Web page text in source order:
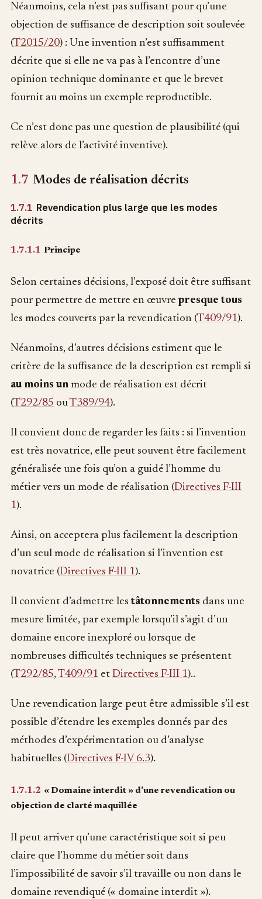
Néanmoins, cela n’est pas suffisant pour qu’une
objection de suffisance de description soit soulevée
(T2015/20) : Une invention n’est suffisamment
décrite que si elle ne va pas à l’encontre d’une
opinion technique dominante et que le brevet
fournit au moins un exemple reproductible.
Ce n’est donc pas une question de plausibilité (qui
relève alors de l’activité inventive).
1.7 Modes de réalisation décrits
1.7.1 Revendication plus large que les modes
décrits
1.7.1.1 Principe
Selon certaines décisions, l’exposé doit être suffisant
pour permettre de mettre en œuvrepresque tous
les modes couverts par la revendication (T409/91).
Néanmoins, d’autres décisions estiment que le
critère de la suffisance de la description est rempli si
au moins un mode de réalisation est décrit
(T292/85 ouT389/94).
Il convient donc de regarder les faits : si l’invention
est très novatrice, elle peut souvent être facilement
généralisée une fois qu’on a guidé l’homme du
métier vers un mode de réalisation (Directives F-III
1).
Ainsi, on acceptera plus facilement la description
d’un seul mode de réalisation si l’invention est
novatrice (Directives F-III 1).
Il convient d’admettre lestâtonnements dans une
mesure limitée, par exemple lorsqu’il s’agit d’un
domaine encore inexploré ou lorsque de
nombreuses difficultés techniques se présentent
(T292/85,T409/91 et Directives F-III 1)..
Une revendication large peut être admissible s’il est
possible d’étendre les exemples donnés par des
méthodes d’expérimentation ou d’analyse
habituelles (Directives F-IV 6.3).
1.7.1.2 « Domaine interdit » d’une revendication ou
objection de clarté maquillée
Il peut arriver qu’une caractéristique soit si peu
claire que l’homme du métier soit dans
l’impossibilité de savoir s’il travaille ou non dans le
domaine revendiqué (« domaine interdit »).